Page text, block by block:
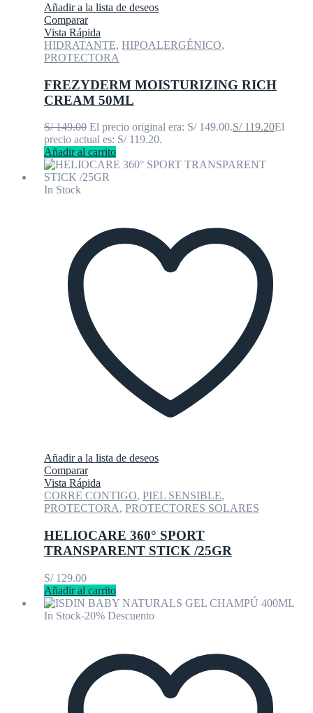
Añadir a la lista de deseos
Comparar
Vista Rápida
HIDRATANTE, HIPOALERGÉNICO,
PROTECTORA
FREZYDERM MOISTURIZING RICH
CREAM 50ML
S/149.00 El precio original era: S/ 149.00.S/119.20El
precio actual es: S/ 119.20.
Añadir al carrito
In Stock
Añadir a la lista de deseos
Comparar
Vista Rápida
CORRE CONTIGO, PIEL SENSIBLE,
PROTECTORA, PROTECTORES SOLARES
HELIOCARE 360° SPORT
TRANSPARENT STICK /25GR
S/129.00
Añadir al carrito
In Stock-20% Descuento